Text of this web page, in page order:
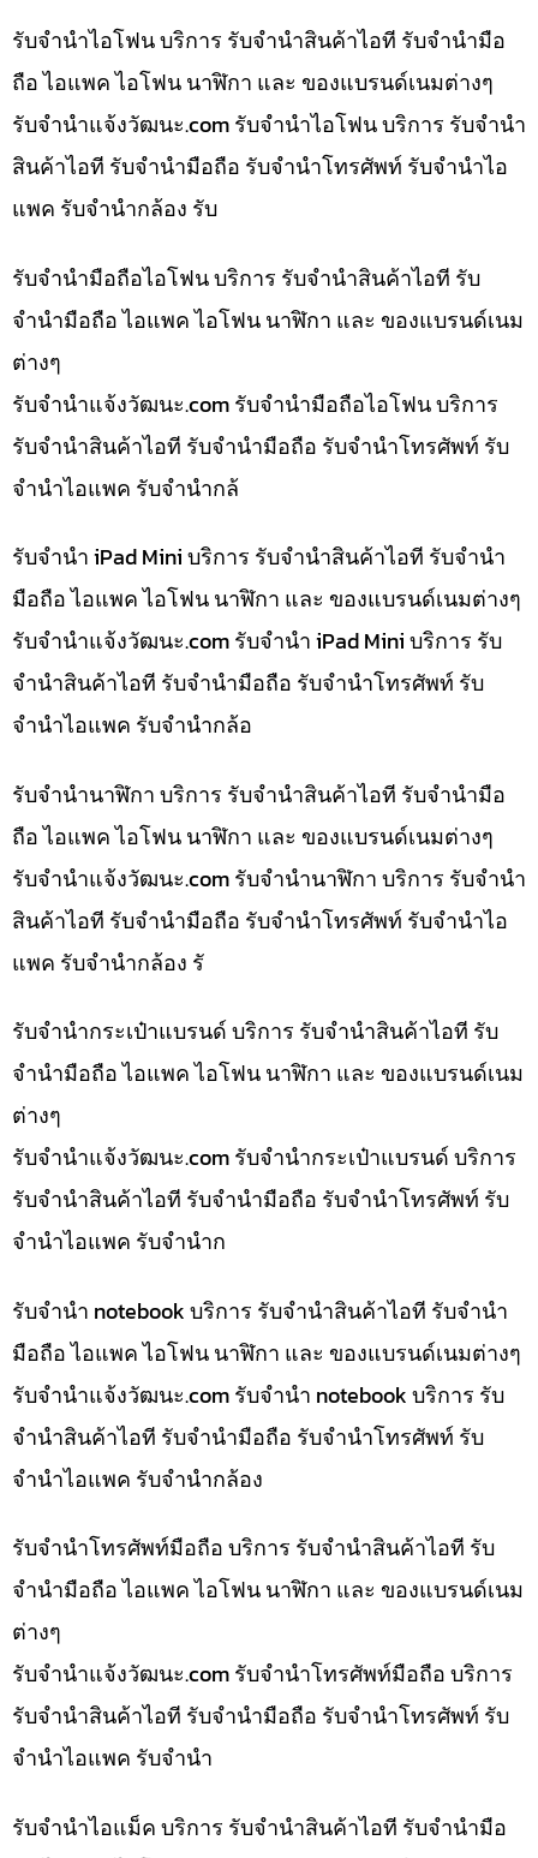
รับจำนำไอโฟน บริการ รับจำนำสินค้าไอที รับจำนำมือ
ถือ ไอแพค ไอโฟน นาฬิกา และ ของแบรนด์เนมต่างๆ
รับจํานําแจ้งวัฒนะ.com รับจำนำไอโฟน บริการ รับจำนำ
สินค้าไอที รับจำนำมือถือ รับจำนำโทรศัพท์ รับจำนำไอ
แพค รับจำนำกล้อง รับ
รับจำนำมือถือไอโฟน บริการ รับจำนำสินค้าไอที รับ
จำนำมือถือ ไอแพค ไอโฟน นาฬิกา และ ของแบรนด์เนม
ต่างๆ
รับจํานําแจ้งวัฒนะ.com รับจำนำมือถือไอโฟน บริการ
รับจำนำสินค้าไอที รับจำนำมือถือ รับจำนำโทรศัพท์ รับ
จำนำไอแพค รับจำนำกล้
รับจำนำ iPad Mini บริการ รับจำนำสินค้าไอที รับจำนำ
มือถือ ไอแพค ไอโฟน นาฬิกา และ ของแบรนด์เนมต่างๆ
รับจํานําแจ้งวัฒนะ.com รับจำนำ iPad Mini บริการ รับ
จำนำสินค้าไอที รับจำนำมือถือ รับจำนำโทรศัพท์ รับ
จำนำไอแพค รับจำนำกล้อ
รับจำนำนาฬิกา บริการ รับจำนำสินค้าไอที รับจำนำมือ
ถือ ไอแพค ไอโฟน นาฬิกา และ ของแบรนด์เนมต่างๆ
รับจํานําแจ้งวัฒนะ.com รับจำนำนาฬิกา บริการ รับจำนำ
สินค้าไอที รับจำนำมือถือ รับจำนำโทรศัพท์ รับจำนำไอ
แพค รับจำนำกล้อง รั
รับจำนำกระเป๋าแบรนด์ บริการ รับจำนำสินค้าไอที รับ
จำนำมือถือ ไอแพค ไอโฟน นาฬิกา และ ของแบรนด์เนม
ต่างๆ
รับจํานําแจ้งวัฒนะ.com รับจำนำกระเป๋าแบรนด์ บริการ
รับจำนำสินค้าไอที รับจำนำมือถือ รับจำนำโทรศัพท์ รับ
จำนำไอแพค รับจำนำก
รับจำนำ notebook บริการ รับจำนำสินค้าไอที รับจำนำ
มือถือ ไอแพค ไอโฟน นาฬิกา และ ของแบรนด์เนมต่างๆ
รับจํานําแจ้งวัฒนะ.com รับจำนำ notebook บริการ รับ
จำนำสินค้าไอที รับจำนำมือถือ รับจำนำโทรศัพท์ รับ
จำนำไอแพค รับจำนำกล้อง
รับจำนำโทรศัพท์มือถือ บริการ รับจำนำสินค้าไอที รับ
จำนำมือถือ ไอแพค ไอโฟน นาฬิกา และ ของแบรนด์เนม
ต่างๆ
รับจํานําแจ้งวัฒนะ.com รับจำนำโทรศัพท์มือถือ บริการ
รับจำนำสินค้าไอที รับจำนำมือถือ รับจำนำโทรศัพท์ รับ
จำนำไอแพค รับจำนำ
รับจำนำไอแม็ค บริการ รับจำนำสินค้าไอที รับจำนำมือ